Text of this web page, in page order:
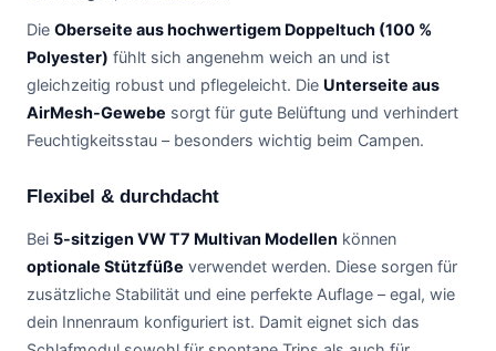
Die Oberseite aus hochwertigem Doppeltuch (100 %
Polyester) fühlt sich angenehm weich an und ist
gleichzeitig robust und pflegeleicht. Die Unterseite aus
AirMesh-Gewebe sorgt für gute Belüftung und verhindert
Feuchtigkeitsstau – besonders wichtig beim Campen.
Flexibel & durchdacht
Bei 5-sitzigen VW T7 Multivan Modellen können
optionale Stützfüße verwendet werden. Diese sorgen für
zusätzliche Stabilität und eine perfekte Auflage – egal, wie
dein Innenraum konfiguriert ist. Damit eignet sich das